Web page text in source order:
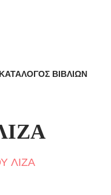
ΚΑΤΑΛΟΓΟΣ ΒΙΒΛΙΩΝ
ΛΙΖΑ